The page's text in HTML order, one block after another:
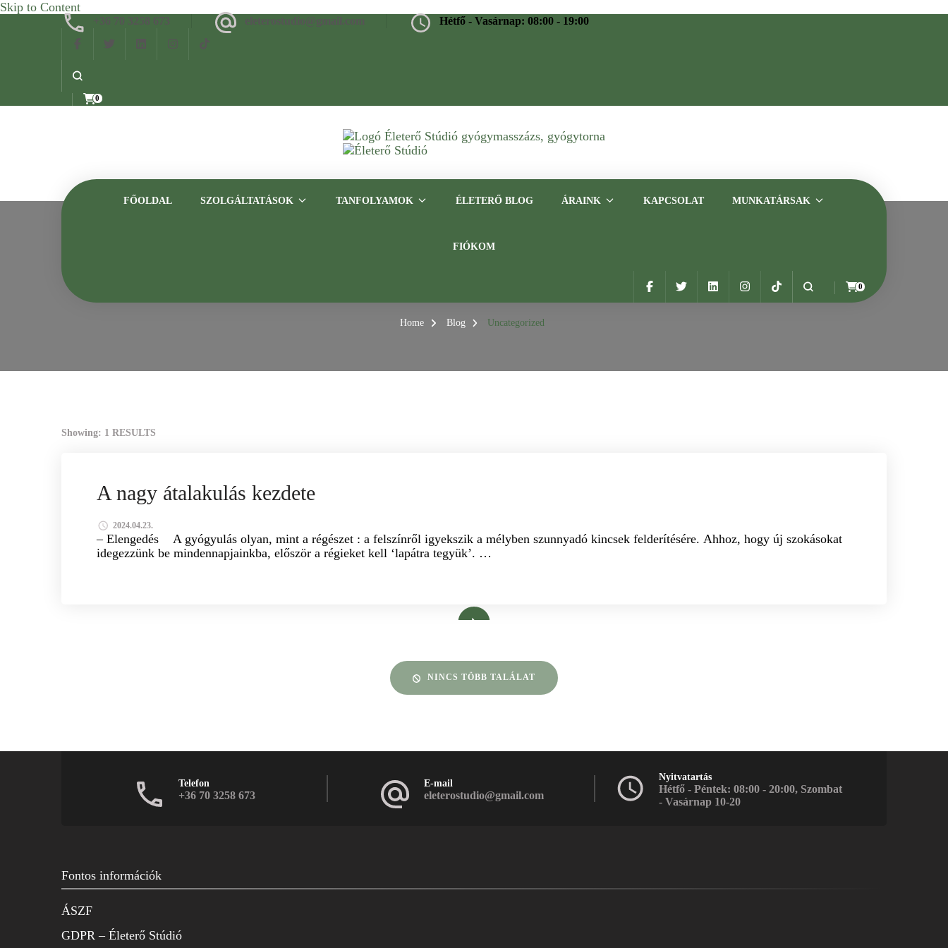
Skip to Content
Hétfő - Vasárnap: 08:00 - 19:00
0
Életerő Stúdió
Gyógymasszázs, gyógytorna, frissítő masszázs Budapesten – Tapasztalt szakemberrel
FŐOLDAL SZOLGÁLTATÁSOK TANFOLYAMOK ÉLETERŐ BLOG ÁRAINK KAPCSOLAT MUNKATÁRSAK
FIÓKOM
0
Home Blog Uncategorized
Showing: 1 RESULTS
A nagy átalakulás kezdete
2024.04.23.
– Elengedés A gyógyulás olyan, mint a régészet : a felszínről igyekszik a mélyben szunnyadó kincsek felderítésére. Ahhoz, hogy új szokásokat
idegezzünk be mindennapjainkba, először a régieket kell ‘lapátra tegyük’. …
NINCS TÖBB TALÁLAT
Telefon
+36 70 3258 673
E-mail
eleterostudio@gmail.com
Nyitvatartás
Hétfő - Péntek: 08:00 - 20:00, Szombat
- Vasárnap 10-20
Fontos információk
ÁSZF
GDPR – Életerő Stúdió